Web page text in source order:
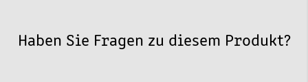
Haben Sie Fragen zu diesem Produkt?